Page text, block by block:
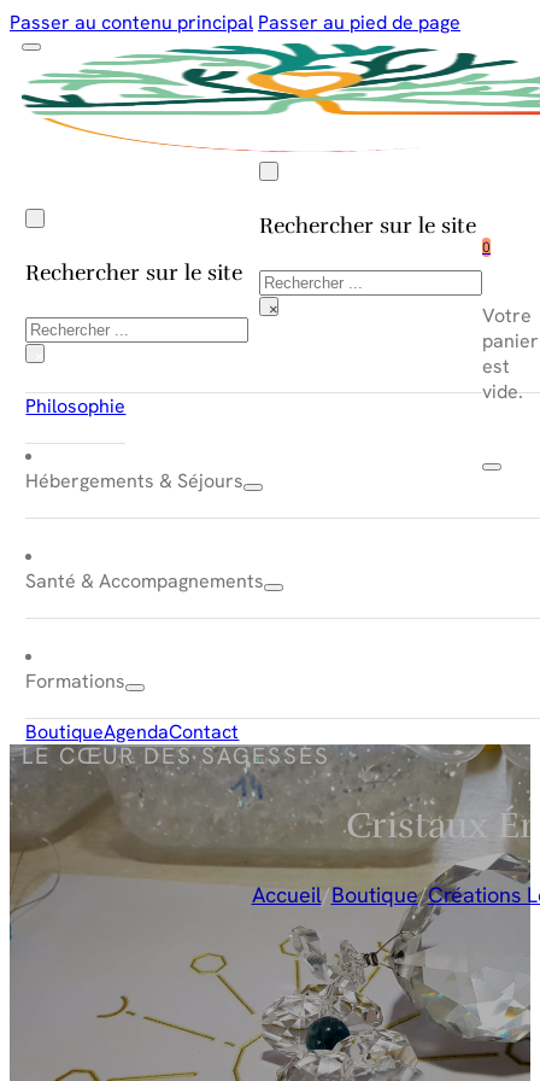
Passer au contenu principal Passer au pied de page
Rechercher sur le site
Rechercher
×
0
Votre
panier
est
vide.
Rechercher sur le site
Rechercher
×
Philosophie
Hébergements & Séjours
Santé & Accompagnements
Formations
BoutiqueAgendaContact
LE CŒUR DES SAGESSES
Cristaux
Accueil/Boutique/Créations